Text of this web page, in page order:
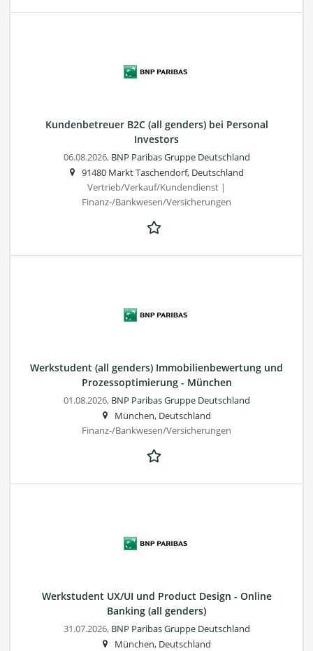
Kundenbetreuer B2C (all genders) bei Personal
Investors
06.08.2026, BNP Paribas Gruppe Deutschland
91480 Markt Taschendorf, Deutschland
Vertrieb/Verkauf/Kundendienst |
Finanz-/Bankwesen/Versicherungen
Werkstudent (all genders) Immobilienbewertung und
Prozessoptimierung - München
01.08.2026, BNP Paribas Gruppe Deutschland
München, Deutschland
Finanz-/Bankwesen/Versicherungen
Werkstudent UX/UI und Product Design - Online
Banking (all genders)
31.07.2026, BNP Paribas Gruppe Deutschland
München, Deutschland